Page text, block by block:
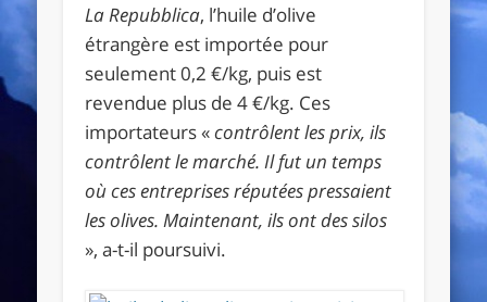
La Repubblica, l’huile d’olive
étrangère est importée pour
seulement 0,2 €/kg, puis est
revendue plus de 4 €/kg. Ces
importateurs «contrôlent les prix, ils
contrôlent le marché. Il fut un temps
où ces entreprises réputées pressaient
les olives. Maintenant, ils ont des silos
», a-t-il poursuivi.